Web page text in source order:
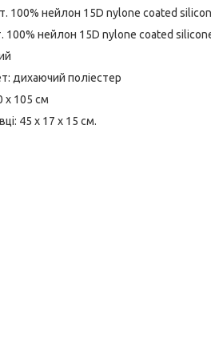
100% нейлон 15D nylone coated
100% нейлон 15D nylone coated
дихаючий поліестер
х 105 см
45 х 17 х 15 см.